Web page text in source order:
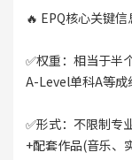
🔥 EPQ核心关键信
✅权重：相当于半
A-Level单科A等成
✅形式：不限制专
+配套作品(音乐、